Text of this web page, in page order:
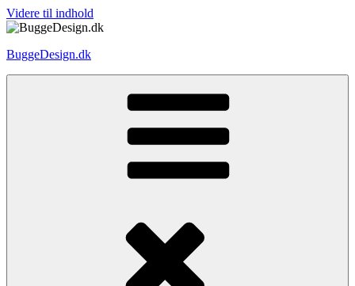
Videre til indhold
BuggeDesign.dk